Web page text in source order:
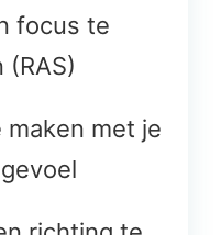
focus te
(RAS)
met je